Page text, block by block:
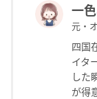
一
元・
四国
イタ
した
が得